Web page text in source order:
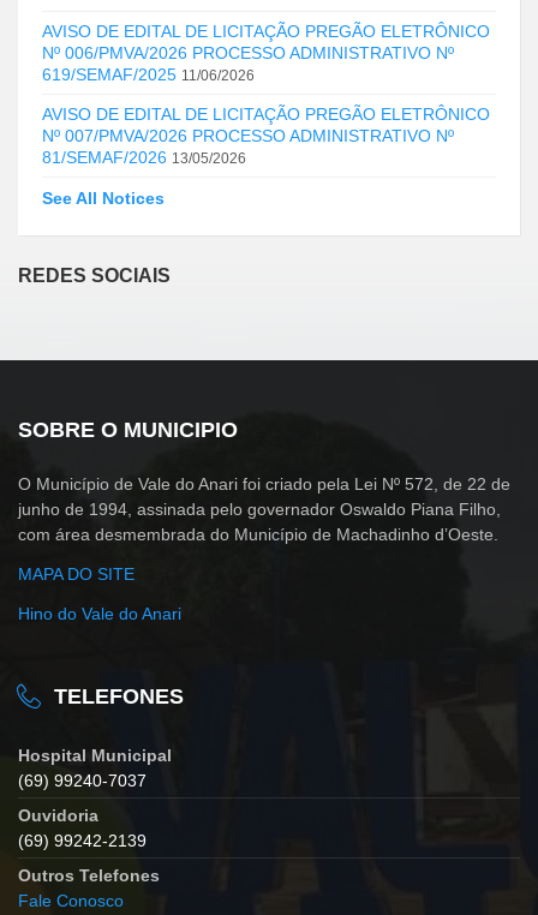
AVISO DE EDITAL DE LICITAÇÃO PREGÃO ELETRÔNICO
Nº 006/PMVA/2026 PROCESSO ADMINISTRATIVO Nº
619/SEMAF/2025 11/06/2026
AVISO DE EDITAL DE LICITAÇÃO PREGÃO ELETRÔNICO
Nº 007/PMVA/2026 PROCESSO ADMINISTRATIVO Nº
81/SEMAF/2026 13/05/2026
See All Notices
REDES SOCIAIS
SOBRE O MUNICIPIO
O Município de Vale do Anari foi criado pela Lei Nº 572, de 22 de
junho de 1994, assinada pelo governador Oswaldo Piana Filho,
com área desmembrada do Município de Machadinho d’Oeste.
MAPA DO SITE
Hino do Vale do Anari
TELEFONES
Hospital Municipal
(69) 99240-7037
Ouvidoria
(69) 99242-2139
Outros Telefones
Fale Conosco